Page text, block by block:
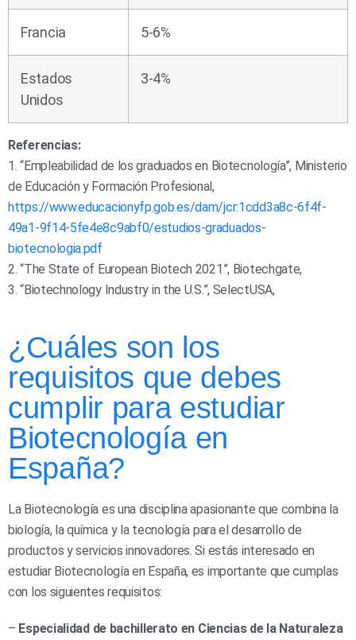
Francia 5-6%
Estados
Unidos
3-4%
Referencias:
1. “Empleabilidad de los graduados en Biotecnología”, Ministerio
de Educación y Formación Profesional,
https://www.educacionyfp.gob.es/dam/jcr:1cdd3a8c-6f4f-
49a1-9f14-5fe4e8c9abf0/estudios-graduados-
biotecnologia.pdf
2. “The State of European Biotech 2021”, Biotechgate,
3. “Biotechnology Industry in the U.S.”, SelectUSA,
¿Cuáles son los
requisitos que debes
cumplir para estudiar
Biotecnología en
España?
La Biotecnología es una disciplina apasionante que combina la
biología, la química y la tecnología para el desarrollo de
productos y servicios innovadores. Si estás interesado en
estudiar Biotecnología en España, es importante que cumplas
con los siguientes requisitos:
– Especialidad de bachillerato en Ciencias de la Naturaleza